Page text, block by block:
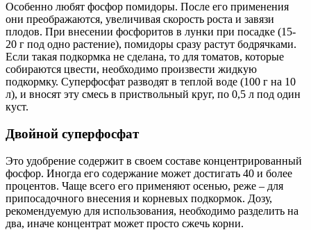
Особенно любят фосфор помидоры. После его применения
они преображаются, увеличивая скорость роста и завязи
плодов. При внесении фосфоритов в лунки при посадке (15-
20 г под одно растение), помидоры сразу растут бодрячками.
Если такая подкормка не сделана, то для томатов, которые
собираются цвести, необходимо произвести жидкую
подкормку. Суперфосфат разводят в теплой воде (100 г на 10
л), и вносят эту смесь в приствольный круг, по 0,5 л под один
куст.
Двойной суперфосфат
Это удобрение содержит в своем составе концентрированный
фосфор. Иногда его содержание может достигать 40 и более
процентов. Чаще всего его применяют осенью, реже – для
припосадочного внесения и корневых подкормок. Дозу,
рекомендуемую для использования, необходимо разделить на
два, иначе концентрат может просто сжечь корни.